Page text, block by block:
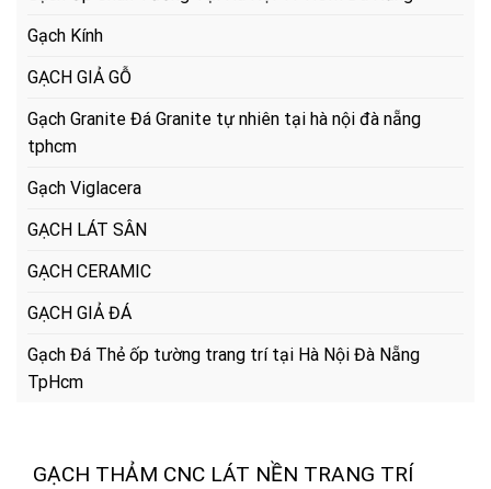
Gạch Kính
GẠCH GIẢ GỖ
Gạch Granite Đá Granite tự nhiên tại hà nội đà nẵng
tphcm
Gạch Viglacera
GẠCH LÁT SÂN
GẠCH CERAMIC
GẠCH GIẢ ĐÁ
Gạch Đá Thẻ ốp tường trang trí tại Hà Nội Đà Nẵng
TpHcm
GẠCH THẢM CNC LÁT NỀN TRANG TRÍ